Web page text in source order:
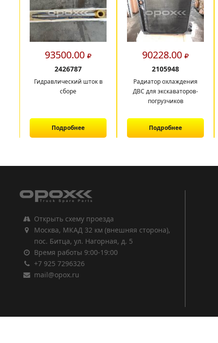
93500.00
2426787
Гидравлический шток в
сборе
Подробнее
90228.00
2105948
Радиатор охлаждения
ДВС для экскаваторов-
погрузчиков
Подробнее
Открыть схему проезда
Москва, МКАД 32 км (внешняя сторона),
пос. Битца, ул. Нагорная, д. 5
Время работы 9:00-19:00
+7 925 7296326
mail@opox.ru